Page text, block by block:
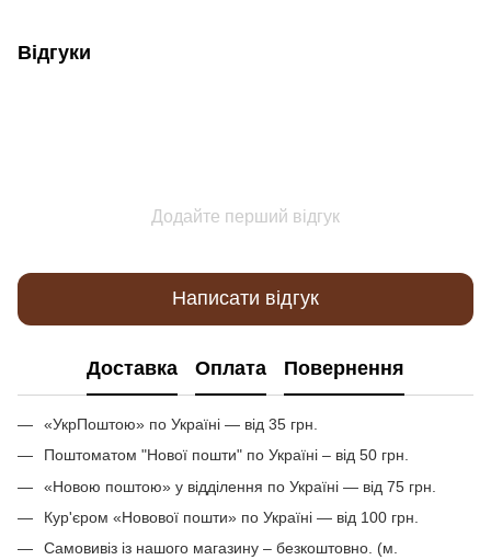
Відгуки
Додайте перший відгук
Написати відгук
Доставка Оплата Повернення
«УкрПоштою» по Україні — від 35 грн.
Поштоматом "Нової пошти" по Україні – від 50 грн.
«Новою поштою» у відділення по Україні — від 75 грн.
Кур'єром «Новової пошти» по Україні — від 100 грн.
Самовивіз із нашого магазину – безкоштовно. (м.